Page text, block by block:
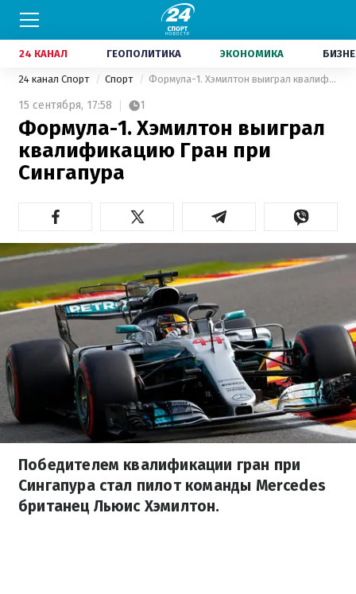
24 КАНАЛ ГЕОПОЛИТИКА ЭКОНОМИКА
24 канал Спорт Спорт Формула-1. Хэмилтон выиграл квалификацию Гран при Сингапура
15 сентября, 17:58 1
Формула-1. Хэмилтон выиграл
квалификацию Гран при
Сингапура
Победителем квалификации гран при
Сингапура стал пилот команды Mercedes
британец Льюис Хэмилтон.